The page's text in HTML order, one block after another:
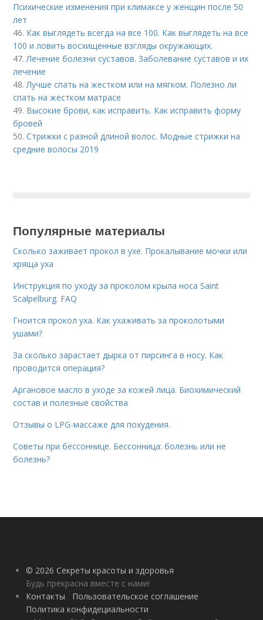
Психические изменения при климаксе у женщин после 50
лет
46. Как выглядеть всегда на все 100. Как выглядеть на все
100 и ловить восхищенные взгляды окружающих.
47.Лечение болезни суставов. Заболевание суставов и их
лечение
48.Лучше спать на жестком или на мягком. Полезно ли
спать на жестком матрасе
49. Высокие брови, как исправить. Как исправить форму
бровей
50.Стрижки с разной длиной волос. Модные стрижки на
средние волосы 2019
Популярные материалы
Сколько заживает прокол в ухе. Прокалывание мочки или
хряща уха
Инструкция по уходу за проколом крыла носа Saint
Scalpelburg. FAQ
Гноится прокол уха. Как ухаживать за проколотыми
ушами?
За сколько зарастает дырка от пирсинга в носу. Как
проводится операция?
Аргановое масло в уходе за кожей лица. Биохимический
состав и полезные свойства
Отзывы о LPG-массаже для похудения.
Советы при бессоннице. Бессонница: болезнь или не
болезнь?
© 2026 Секреты красоты и здоровья
Будь прекрасна вместе с нами!
Контакты
Пользовательское соглашение
Политика конфидециальности